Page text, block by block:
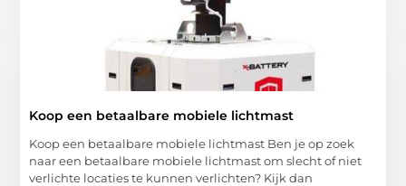
Koop een betaalbare mobiele lichtmast
Koop een betaalbare mobiele lichtmast Ben je op zoek
naar een betaalbare mobiele lichtmast om slecht of niet
verlichte locaties te kunnen verlichten? Kijk dan